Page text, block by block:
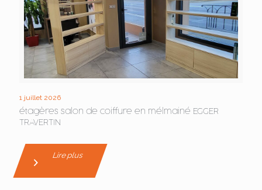
1 juillet 2026
étagères salon de coiffure en mélmainé EGGER
TRAVERTIN
Lire plus